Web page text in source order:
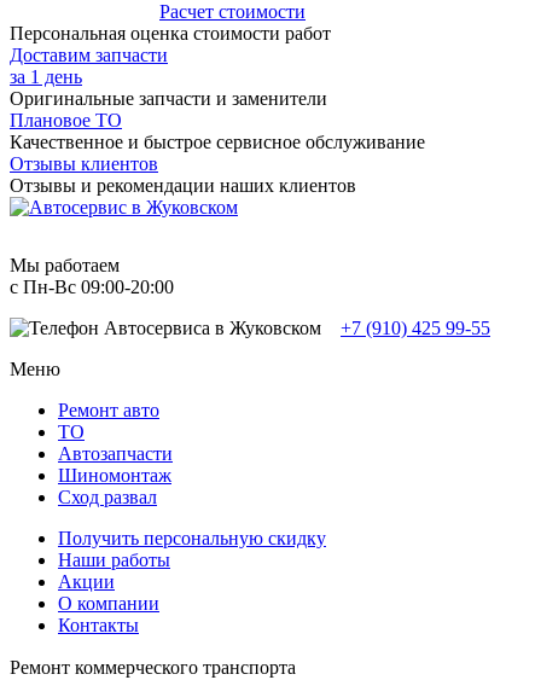
Расчет стоимости
Персональная оценка стоимости работ
Доставим запчасти
за 1 день
Оригинальные запчасти и заменители
Плановое ТО
Качественное и быстрое сервисное обслуживание
Отзывы клиентов
Отзывы и рекомендации наших клиентов
Мы работаем
с Пн-Вc 09:00-20:00
+7 (910) 425 99-55
Меню
Ремонт авто
TO
Автозапчасти
Шиномонтаж
Сход развал
Получить персональную скидку
Наши работы
Акции
О компании
Контакты
Ремонт коммерческого транспорта